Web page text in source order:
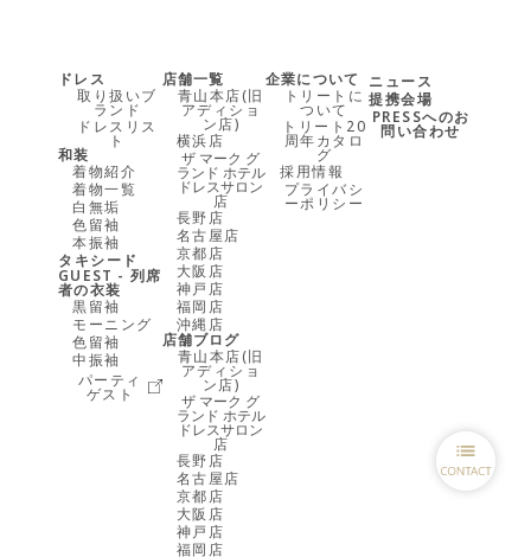
ドレス
取り扱いブ
ランド
ドレスリス
ト
和装
着物紹介
着物一覧
白無垢
色留袖
本振袖
タキシード
GUEST - 列席
者の衣装
黒留袖
モーニング
色留袖
中振袖
パーティ
ゲスト
店舗一覧
青山本店(旧
アディショ
ン店)
横浜店
ザ マーク グ
ランド ホテル
ドレスサロン
店
長野店
名古屋店
京都店
大阪店
神戸店
福岡店
沖縄店
店舗ブログ
青山本店(旧
アディショ
ン店)
ザ マーク グ
ランド ホテル
ドレスサロン
店
長野店
名古屋店
京都店
大阪店
神戸店
企業について
トリートに
ついて
トリート20
周年カタロ
グ
採用情報
プライバシ
ーポリシー
ニュース
提携会場
PRESSへのお
問い合わせ